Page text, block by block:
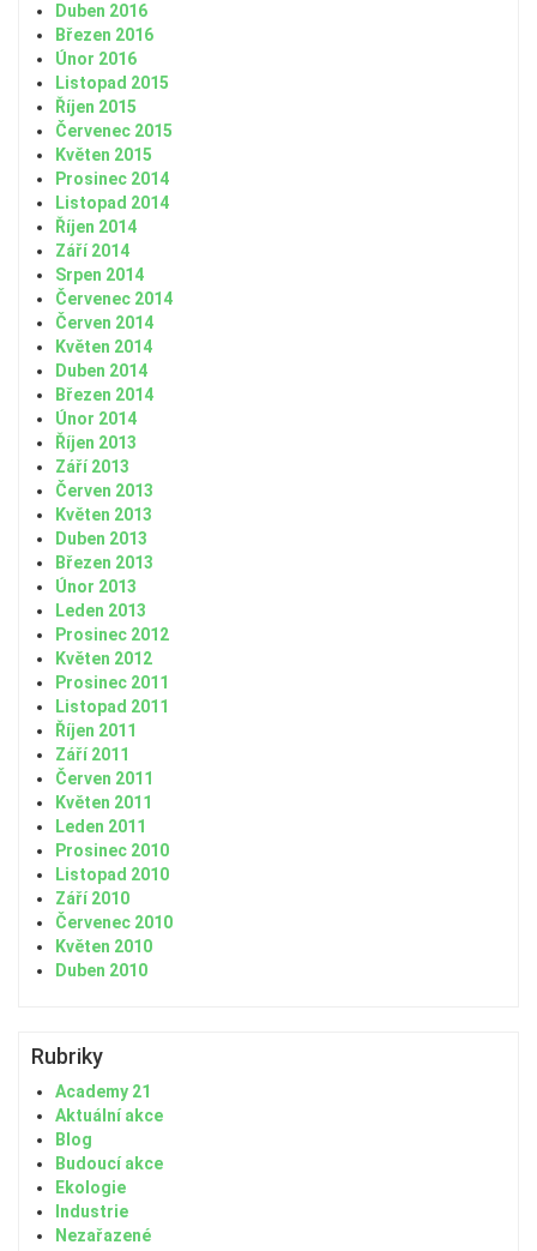
Duben 2016
Březen 2016
Únor 2016
Listopad 2015
Říjen 2015
Červenec 2015
Květen 2015
Prosinec 2014
Listopad 2014
Říjen 2014
Září 2014
Srpen 2014
Červenec 2014
Červen 2014
Květen 2014
Duben 2014
Březen 2014
Únor 2014
Říjen 2013
Září 2013
Červen 2013
Květen 2013
Duben 2013
Březen 2013
Únor 2013
Leden 2013
Prosinec 2012
Květen 2012
Prosinec 2011
Listopad 2011
Říjen 2011
Září 2011
Červen 2011
Květen 2011
Leden 2011
Prosinec 2010
Listopad 2010
Září 2010
Červenec 2010
Květen 2010
Duben 2010
Rubriky
Academy 21
Aktuální akce
Blog
Budoucí akce
Ekologie
Industrie
Nezařazené